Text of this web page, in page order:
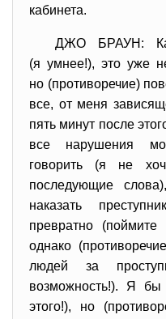
кабинета.
ДЖО БРАУН:
(я умнее!), это уже
но (противоречие)
все, от меня
пять минут после
все нарушения
говорить (я не
последующие
наказать
превратно
однако
людей за
возможность!). Я
этого!), но